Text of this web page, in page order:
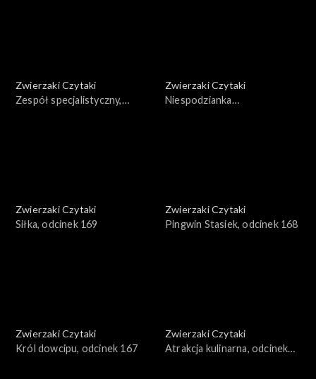
Zwierzaki Czytaki
Zespół specjalistyczny,
Zwierzaki Czytaki
Niespodzianka
Zwierzaki Czytaki
Siłka, odcinek 169
Zwierzaki Czytaki
Pingwin Stasiek, odcinek 168
Zwierzaki Czytaki
Król dowcipu, odcinek 167
Zwierzaki Czytaki
Atrakcja kulinarna, odcinek